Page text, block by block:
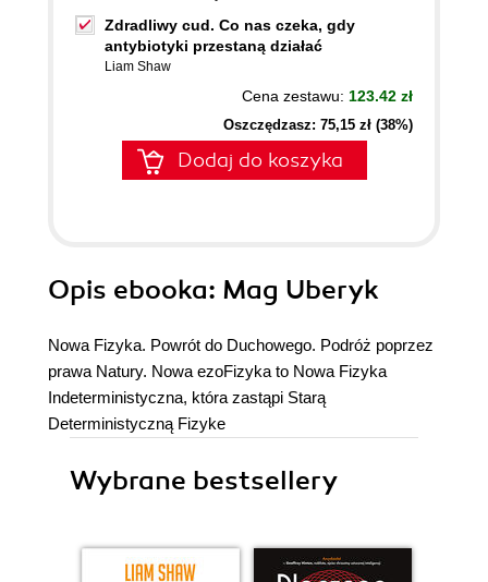
Zdradliwy cud. Co nas czeka, gdy
antybiotyki przestaną działać
Liam Shaw
Cena zestawu: 123.42 zł
Oszczędzasz: 75,15 zł (38%)
Dodaj do koszyka
Opis ebooka: Mag Uberyk
Nowa Fizyka. Powrót do Duchowego. Podróż poprzez
prawa Natury. Nowa ezoFizyka to Nowa Fizyka
Indeterministyczna, która zastąpi Starą
Deterministyczną Fizyke
Wybrane bestsellery